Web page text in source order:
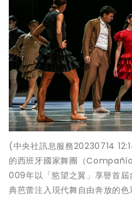
(中央社訊息服務20230714
的西班牙國家舞團（
009年以「慾望之翼」享譽首
典芭蕾注入現代舞自由奔放的